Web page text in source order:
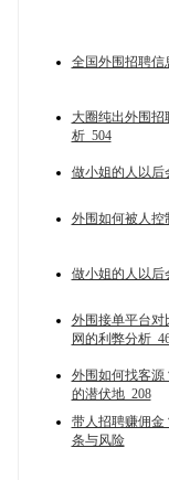
全国外围招聘信
大圈纯出外围
析_504
做小姐的人以后
外围如何被人控
做小姐的人以后
外围接单平台对
网的利弊分析
外围如何找客源
的潜伏地_208
带人招聘赚佣金
条与风险